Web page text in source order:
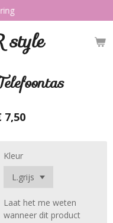
7,50
Kleur
Laat het me weten
wanneer dit product